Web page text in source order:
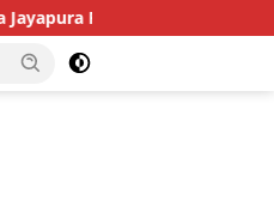
Perkuat Basis dan Sasar